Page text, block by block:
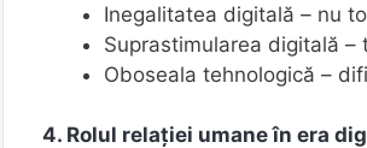
Inegalitatea digitală – nu
Suprastimularea digitală
Oboseala tehnologică –
4. Rolul relației umane în era